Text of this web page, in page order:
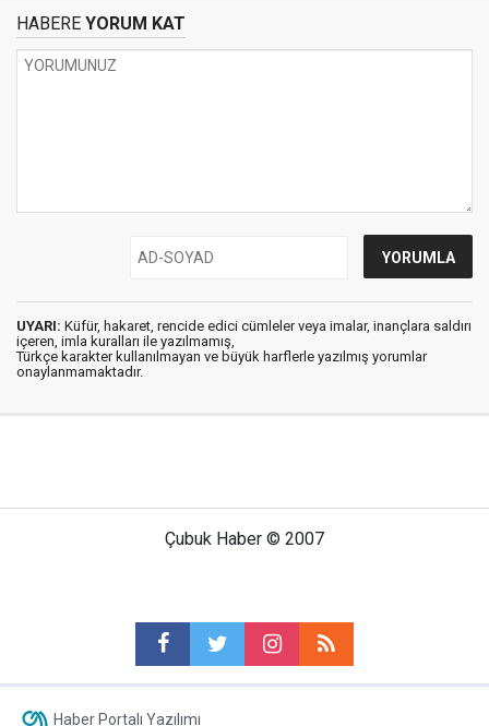
HABERE YORUM KAT
UYARI: Küfür, hakaret, rencide edici cümleler veya imalar, inançlara saldırı
içeren, imla kuralları ile yazılmamış,
Türkçe karakter kullanılmayan ve büyük harflerle yazılmış yorumlar
onaylanmamaktadır.
Çubuk Haber © 2007
Haber Portalı Yazılımı